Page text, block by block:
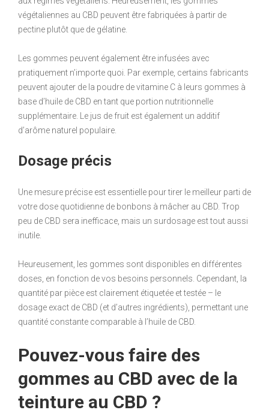
végétaliennes au CBD peuvent être fabriquées à partir de
pectine plutôt que de gélatine.
Les gommes peuvent également être infusées avec
pratiquement n’importe quoi. Par exemple, certains fabricants
peuvent ajouter de la poudre de vitamine C à leurs gommes à
base d’huile de CBD en tant que portion nutritionnelle
supplémentaire. Le jus de fruit est également un additif
d’arôme naturel populaire.
Dosage précis
Une mesure précise est essentielle pour tirer le meilleur parti de
votre dose quotidienne de bonbons à mâcher au CBD. Trop
peu de CBD sera inefficace, mais un surdosage est tout aussi
inutile.
Heureusement, les gommes sont disponibles en différentes
doses, en fonction de vos besoins personnels. Cependant, la
quantité par pièce est clairement étiquetée et testée – le
dosage exact de CBD (et d’autres ingrédients), permettant une
quantité constante comparable à l’huile de CBD.
Pouvez-vous faire des
gommes au CBD avec de la
teinture au CBD ?